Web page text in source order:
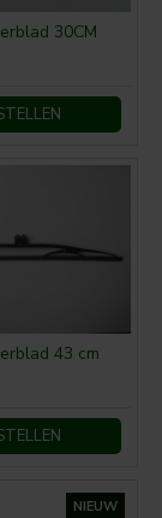
30CM
43 cm
NIEUW